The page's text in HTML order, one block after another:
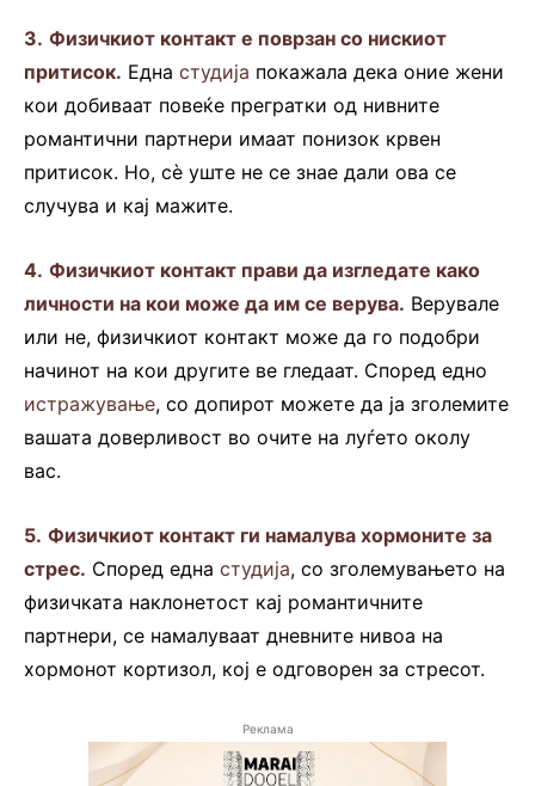
3. Физичкиот контакт е поврзан со нискиот
притисок. Една студија покажала дека оние жени
кои добиваат повеќе прегратки од нивните
романтични партнери имаат понизок крвен
притисок. Но, сè уште не се знае дали ова се
случува и кај мажите.
4. Физичкиот контакт прави да изгледате како
личности на кои може да им се верува. Верувале
или не, физичкиот контакт може да го подобри
начинот на кои другите ве гледаат. Според едно
истражување, со допирот можете да ја зголемите
вашата доверливост во очите на луѓето околу
вас.
5. Физичкиот контакт ги намалува хормоните за
стрес. Според една студија, со зголемувањето на
физичката наклонетост кај романтичните
партнери, се намалуваат дневните нивоа на
хормонот кортизол, кој е одговорен за стресот.
Реклама